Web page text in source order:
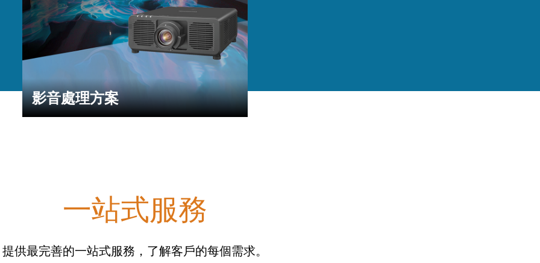
影音處理方案
一站式服務
提供最完善的一站式服務，了解客戶的每個需求。